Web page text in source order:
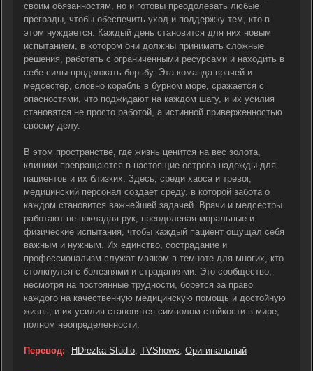
своим обязанностям, но и готовы преодолевать любые
преграды, чтобы обеспечить уход и поддержку тем, кто в
этом нуждается. Каждый день становится для них новым
испытанием, в котором они должны принимать сложные
решения, работать с ограниченными ресурсами и находить в
себе силы продолжать борьбу. Эта команда врачей и
медсестер, словно корабль в бурном море, сражается с
опасностями, что поджидают на каждом шагу, и их усилия
становятся не просто работой, а истинной приверженностью
своему делу.
В этом пространстве, где жизнь ценится на вес золота,
клиники превращаются в настоящие острова надежды для
пациентов и их близких. Здесь, среди хаоса и тревог,
медицинский персонал создает среду, в которой забота о
каждом становится важнейшей задачей. Врачи и медсестры
работают не покладая рук, преодолевая моральные и
физические испытания, чтобы каждый пациент ощущал себя
важным и нужным. Их единство, сострадание и
профессионализм служат маяком в темноте для многих, кто
столкнулся с болезнями и страданиями. Это сообщество,
несмотря на постоянные трудности, борется за право
каждого на качественную медицинскую помощь и достойную
жизнь, и их усилия становятся символом стойкости в мире,
полном неопределенности.
Перевод: HDrezka Studio, TVShows, Оригинальный